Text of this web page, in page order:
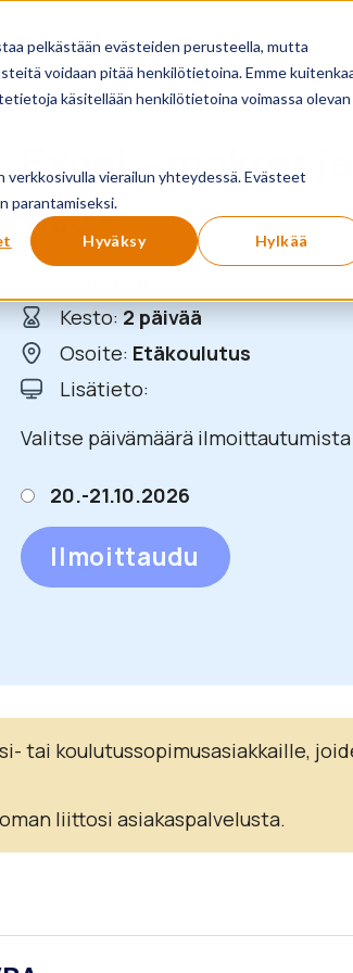
pelkästään evästeiden perusteella, mutta
voidaan pitää henkilötietoina. Emme
käsitellään henkilötietoina voimassa olevan
vierailun yhteydessä. Evästeet
parantamiseksi.
Hyväksy Hylkää
Excel – makrot
1180€
Kesto:2 päivää
Osoite: Etäkoulutus
Lisätieto:
Valitse päivämäärä
20.-21.10.2026
Ilmoittaudu
tai koulutussopimusasiakkaille,
liittosi asiakaspalvelusta.